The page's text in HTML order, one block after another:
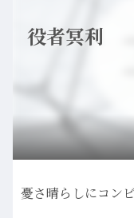
役者冥利
憂さ晴らしにコン